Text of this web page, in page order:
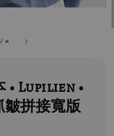
/ 12
• Lupilien •
拼接寬版